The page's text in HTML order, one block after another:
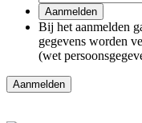
Aanmelden
Bij het aanmelden
gegevens worden
(wet
Aanmelden